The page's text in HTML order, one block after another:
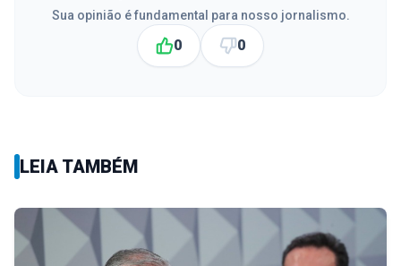
Sua opinião é fundamental para nosso jornalismo.
0 0
LEIA TAMBÉM